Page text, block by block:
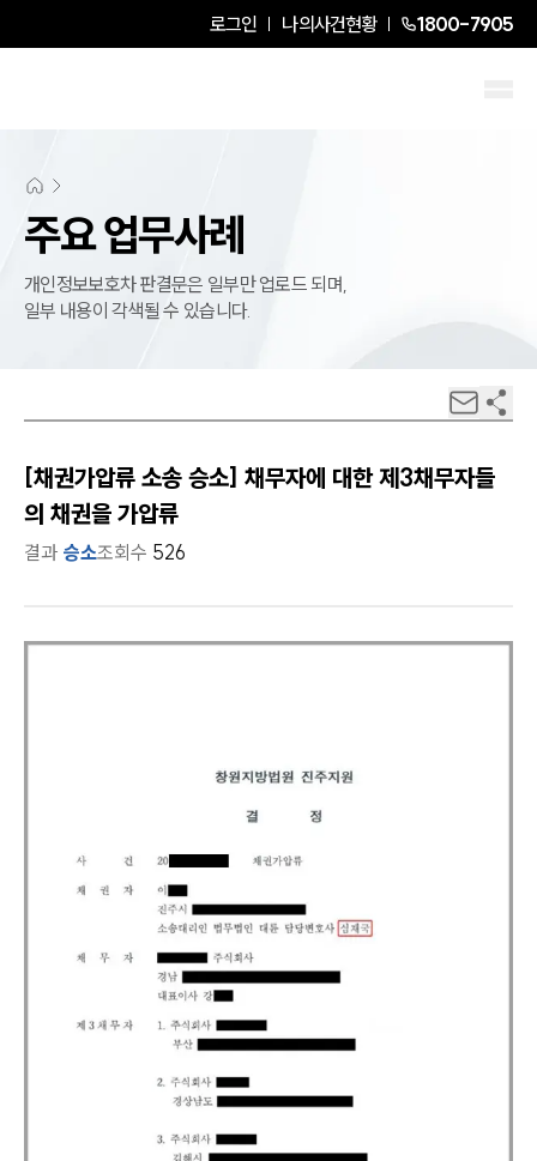
로그인 나의사건현황 1800-7905
주요 업무사례
개인정보보호차 판결문은 일부만 업로드 되며,
일부 내용이 각색될 수 있습니다.
[채권가압류 소송 승소] 채무자에 대한 제3채무자들
의 채권을 가압류
결과 승소조회수 526